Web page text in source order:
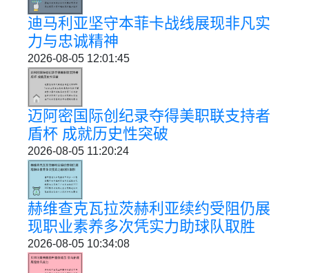
迪马利亚坚守本菲卡战线展现非凡实
力与忠诚精神
2026-08-05 12:01:45
迈阿密国际创纪录夺得美职联支持者
盾杯 成就历史性突破
2026-08-05 11:20:24
赫维查克瓦拉茨赫利亚续约受阻仍展
现职业素养多次凭实力助球队取胜
2026-08-05 10:34:08